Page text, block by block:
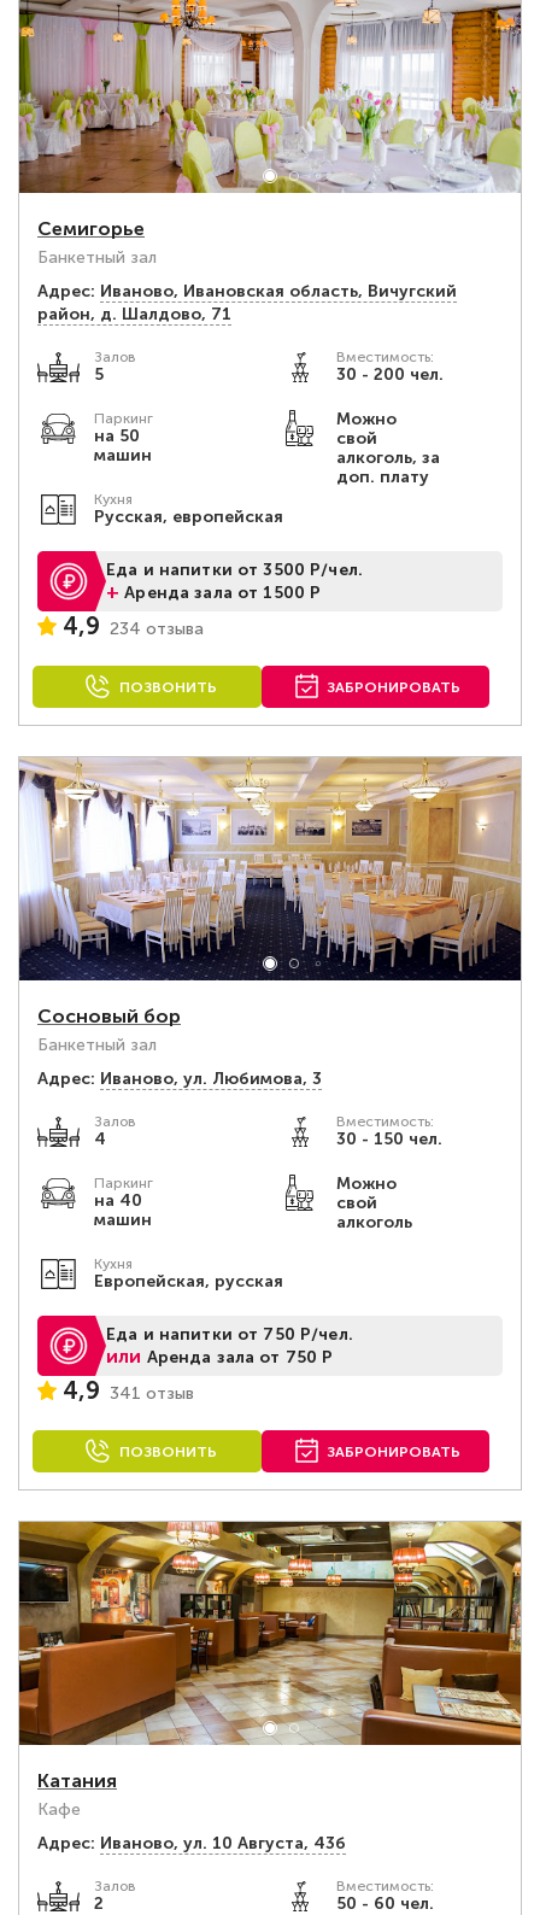
Семигорье
Банкетный зал
Адрес: Иваново, Ивановская область, Вичугский
район, д. Шалдово, 71
Залов
5
Вместимость:
30 - 200 чел.
Паркинг
на 50
машин
Можно
свой
алкоголь, за
доп. плату
Кухня
Русская, европейская
Еда и напитки от 3500 Р/чел.
+Аренда зала от 1500 Р
4,9 234 отзыва
ПОЗВОНИТЬ ЗАБРОНИРОВАТЬ
Сосновый бор
Банкетный зал
Адрес: Иваново, ул. Любимова, 3
Залов
4
Вместимость:
30 - 150 чел.
Паркинг
на 40
машин
Можно
свой
алкоголь
Кухня
Европейская, русская
Еда и напитки от 750 Р/чел.
или Аренда зала от 750 Р
4,9 341 отзыв
ПОЗВОНИТЬ ЗАБРОНИРОВАТЬ
Катания
Кафе
Адрес: Иваново, ул. 10 Августа, 43б
Залов
2
Вместимость:
50 - 60 чел.